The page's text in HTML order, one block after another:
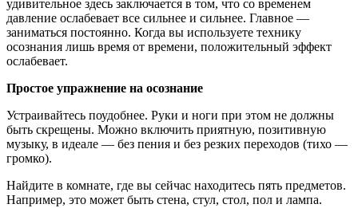
удивительное здесь заключается в том, что со временем
давление ослабевает все сильнее и сильнее. Главное —
заниматься постоянно. Когда вы используете технику
осознания лишь время от времени, положительный эффект
ослабевает.
Простое упражнение на осознание
Устраивайтесь поудобнее. Руки и ноги при этом не должны
быть скрещены. Можно включить приятную, позитивную
музыку, в идеале — без пения и без резких переходов (тихо —
громко).
Найдите в комнате, где вы сейчас находитесь пять предметов.
Например, это может быть стена, стул, стол, пол и лампа.